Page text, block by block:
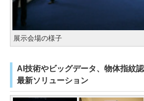
展示会場の様子
AI技術やビッグデータ、物体指紋
最新ソリューション